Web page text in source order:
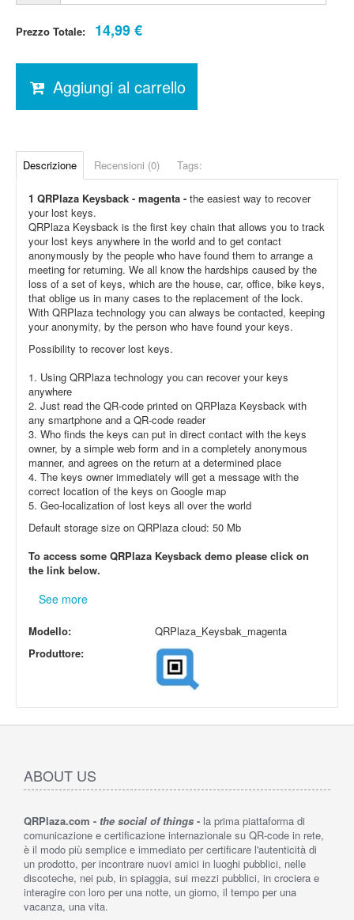
Prezzo Totale: 14,99 €
Aggiungi al carrello
Descrizione Recensioni (0) Tags:
1 QRPlaza Keysback - magenta - the easiest way to recover
your lost keys.
QRPlaza Keysback is the first key chain that allows you to track
your lost keys anywhere in the world and to get contact
anonymously by the people who have found them to arrange a
meeting for returning. We all know the hardships caused by the
loss of a set of keys, which are the house, car, office, bike keys,
that oblige us in many cases to the replacement of the lock.
With QRPlaza technology you can always be contacted, keeping
your anonymity, by the person who have found your keys.
Possibility to recover lost keys.
1. Using QRPlaza technology you can recover your keys
anywhere
2. Just read the QR-code printed on QRPlaza Keysback with
any smartphone and a QR-code reader
3. Who finds the keys can put in direct contact with the keys
owner, by a simple web form and in a completely anonymous
manner, and agrees on the return at a determined place
4. The keys owner immediately will get a message with the
correct location of the keys on Google map
5. Geo-localization of lost keys all over the world
Default storage size on QRPlaza cloud: 50 Mb
To access some QRPlaza Keysback demo please click on
the link below.
See more
Modello:
QRPlaza_Keysbak_magenta
Produttore:
ABOUT US
QRPlaza.com - the social of things - la prima piattaforma di
comunicazione e certificazione internazionale su QR-code in rete,
è il modo più semplice e immediato per certificare l'autenticità di
un prodotto, per incontrare nuovi amici in luoghi pubblici, nelle
discoteche, nei pub, in spiaggia, sui mezzi pubblici, in crociera e
interagire con loro per una notte, un giorno, il tempo per una
vacanza, una vita.